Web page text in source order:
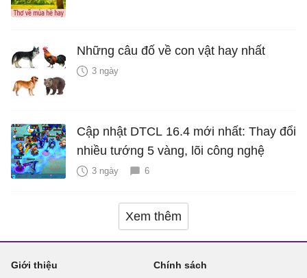
Những câu đố về con vật hay nhất
3 ngày
Cập nhật DTCL 16.4 mới nhất: Thay đổi
nhiều tướng 5 vàng, lõi công nghệ
3 ngày 6
Xem thêm
Giới thiệu Chính sách